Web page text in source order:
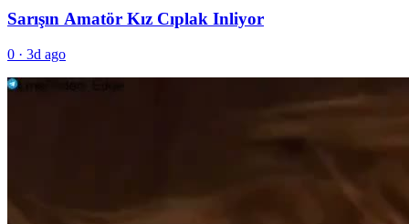
Sarışın Amatör Kız Cıplak Inliyor
0 · 3d ago